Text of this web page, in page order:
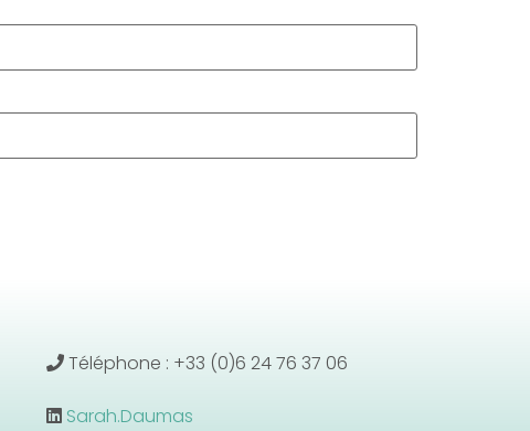
Téléphone : +33 (0)6 24 76 37 06
Sarah.Daumas